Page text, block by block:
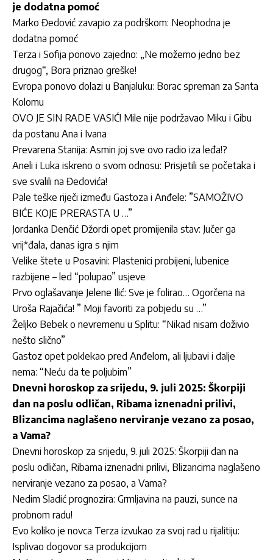
je dodatna pomoć
Marko Đedović zavapio za podrškom: Neophodna je
dodatna pomoć
Terza i Sofija ponovo zajedno: „Ne možemo jedno bez
drugog“, Bora priznao greške!
Evropa ponovo dolazi u Banjaluku: Borac spreman za Santa
Kolomu
OVO JE SIN RADE VASIĆ! Mile nije podržavao Miku i Gibu
da postanu Ana i Ivana
Prevarena Stanija: Asmin joj sve ovo radio iza leđa!?
Aneli i Luka iskreno o svom odnosu: Prisjetili se početaka i
sve svalili na Đedovića!
Pale teške riječi između Gastoza i Anđele: ”SAMOŽIVO
BIĆE KOJE PRERASTA U …”
Jordan­ka Denčić Džordi opet promijenila stav: Jučer ga
vrij*đala, danas igra s njim
Velike štete u Posavini: Plastenici probijeni, lubenice
razbijene – led “polupao” usjeve
Prvo oglašavanje Jelene Ilić: Sve je folirao… Ogorčena na
Uroša Rajačića! ” Moji favoriti za pobjedu su …”
Željko Bebek o nevremenu u Splitu: “Nikad nisam doživio
nešto slično”
Gastoz opet poklekao pred Anđelom, ali ljubavi i dalje
nema: “Neću da te poljubim”
Dnevni horoskop za srijedu, 9. juli 2025: Škorpiji
dan na poslu odličan, Ribama iznenadni prilivi,
Blizancima naglašeno nerviranje vezano za posao,
a Vama?
Dnevni horoskop za srijedu, 9. juli 2025: Škorpiji dan na
poslu odličan, Ribama iznenadni prilivi, Blizancima naglašeno
nerviranje vezano za posao, a Vama?
Nedim Sladić prognozira: Grmljavina na pauzi, sunce na
probnom radu!
Evo koliko je novca Terza izvukao za svoj rad u rijalitiju:
Isplivao dogovor sa produkcijom